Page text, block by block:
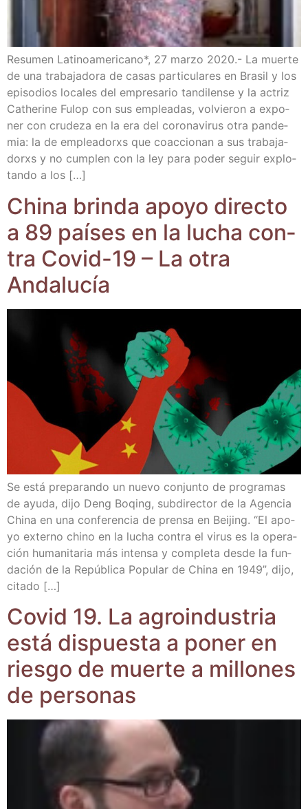
Resu­men Lati­no­ame­ri­cano*, 27 mar­zo 2020.- La muer­te
de una tra­ba­ja­do­ra de casas par­ti­cu­la­res en Bra­sil y los
epi­so­dios loca­les del empre­sa­rio tan­di­len­se y la actriz
Cathe­ri­ne Fulop con sus emplea­das, vol­vie­ron a expo­
ner con cru­de­za en la era del coro­na­vi­rus otra pan­de­
mia: la de emplea­dorxs que coac­cio­nan a sus tra­ba­ja­
dorxs y no cum­plen con la ley para poder seguir explo­
tan­do a los […]
Chi­na brin­da apo­yo direc­to
a 89 paí­ses en la lucha con­
tra Covid-19 – La otra
Andalucía
Se está pre­pa­ran­do un nue­vo con­jun­to de pro­gra­mas
de ayu­da, dijo Deng Boqing, sub­di­rec­tor de la Agen­cia
Chi­na en una con­fe­ren­cia de pren­sa en Bei­jing. “El apo­
yo externo chino en la lucha con­tra el virus es la ope­ra­
ción huma­ni­ta­ria más inten­sa y com­ple­ta des­de la fun­
da­ción de la Repú­bli­ca Popu­lar de Chi­na en 1949”, dijo,
citado […]
Covid 19. La agro­in­dus­tria
está dis­pues­ta a poner en
ries­go de muer­te a millo­nes
de personas